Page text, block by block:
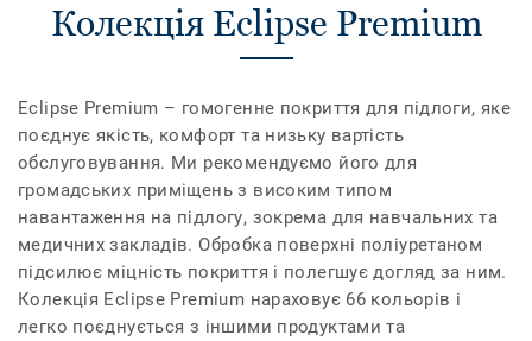
Колекція Eclipse Premium
Eclipse Premium – гомогенне покриття для підлоги, яке
поєднує якість, комфорт та низьку вартість
обслуговування. Ми рекомендуємо його для
громадських приміщень з високим типом
навантаження на підлогу, зокрема для навчальних та
медичних закладів. Обробка поверхні поліуретаном
підсилює міцність покриття і полегшує догляд за ним.
Колекція Eclipse Premium нараховує 66 кольорів і
легко поєднується з іншими продуктами та